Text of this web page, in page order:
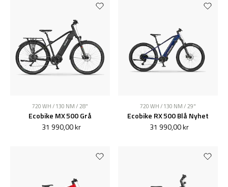
720 WH / 130 NM / 28"
Ecobike MX 500 Grå
31 990,00 kr
720 WH / 130 NM / 29"
Ecobike RX 500 Blå Nyhet
31 990,00 kr